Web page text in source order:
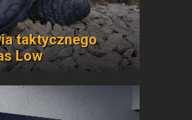
taktycznego
Low